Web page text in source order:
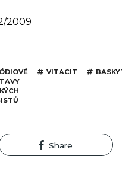
2009
VITACIT
Share